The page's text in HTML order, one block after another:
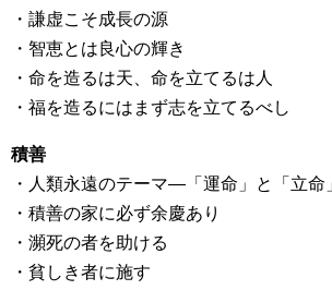
・謙虚こそ成長の源
・智恵とは良心の輝き
・命を造るは天、命を立てるは人
・福を造るにはまず志を立てるべし
積善
・人類永遠のテーマ―「運命」と「立命
・積善の家に必ず余慶あり
・瀕死の者を助ける
・貧しき者に施す